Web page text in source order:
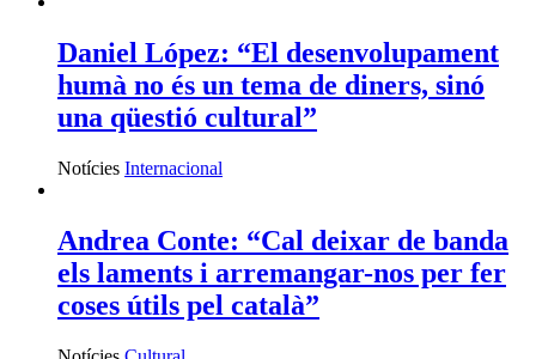
Daniel López: “El desenvolupament
humà no és un tema de diners, sinó
una qüestió cultural”
Notícies Internacional
Andrea Conte: “Cal deixar de banda
els laments i arremangar-nos per fer
coses útils pel català”